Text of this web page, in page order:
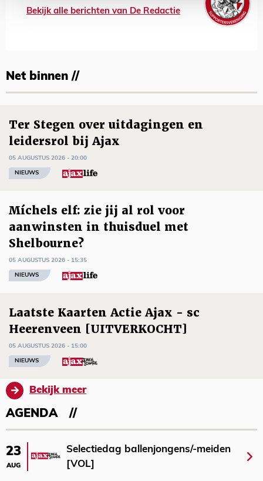
Bekijk alle berichten van De Redactie
Net binnen //
Ter Stegen over uitdagingen en
leidersrol bij Ajax
05 AUGUSTUS 2026 - 20:00
NIEUWS
Míchels elf: zie jij al rol voor
aanwinsten in thuisduel met
Shelbourne?
05 AUGUSTUS 2026 - 15:35
NIEUWS
Laatste Kaarten Actie Ajax - sc
Heerenveen [UITVERKOCHT]
05 AUGUSTUS 2026 - 15:00
NIEUWS
Bekijk meer
AGENDA
23
AUG
Selectiedag ballenjongens/-meiden
[VOL]